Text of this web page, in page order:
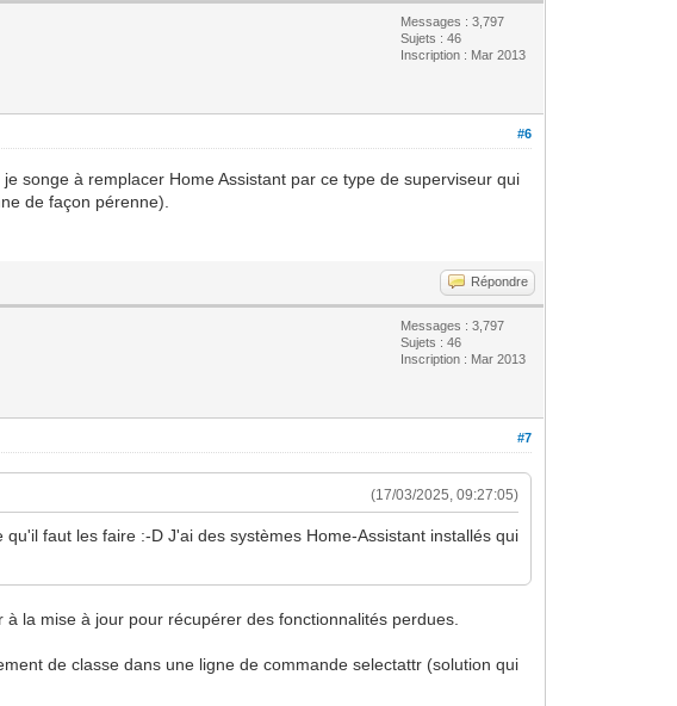
Messages : 3,797
Sujets : 46
Inscription : Mar 2013
#6
songe à remplacer Home Assistant par ce type de superviseur qui
de façon pérenne).
Répondre
Messages : 3,797
Sujets : 46
Inscription : Mar 2013
#7
(17/03/2025, 09:27:05)
faut les faire :-D J'ai des systèmes Home-Assistant installés qui
la mise à jour pour récupérer des fonctionnalités perdues.
de classe dans une ligne de commande selectattr (solution qui